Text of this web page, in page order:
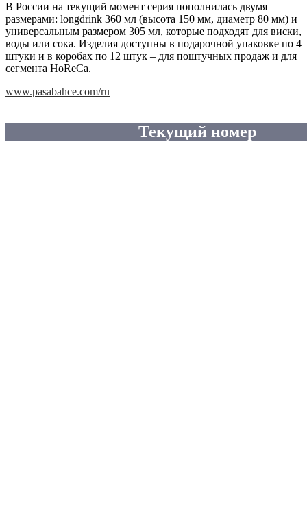
В России на текущий момент серия пополнилась двумя
размерами: longdrink 360 мл (высота 150 мм, диаметр 80 мм) и
универсальным размером 305 мл, которые подходят для виски,
воды или сока. Изделия доступны в подарочной упаковке по 4
штуки и в коробах по 12 штук – для поштучных продаж и для
сегмента HoReCa.
www.pasabahce.com/ru
Текущий номер